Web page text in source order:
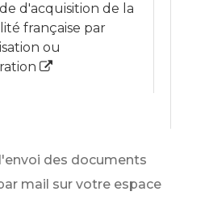
d'acquisition de la
française par
ou
des documents
mail sur votre espace